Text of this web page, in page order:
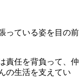
っている姿を目の前
責任を背負って、仲
の生活を支えてい